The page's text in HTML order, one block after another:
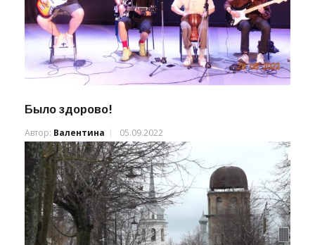
Было здорово!
Автор: Валентина 05.09.2022